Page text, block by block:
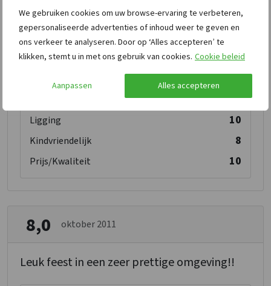
We gebruiken cookies om uw browse-ervaring te verbeteren,
gepersonaliseerde advertenties of inhoud weer te geven en
ons verkeer te analyseren. Door op ‘Alles accepteren’ te
klikken, stemt u in met ons gebruik van cookies. Cookie beleid
Aanpassen Alles accepteren
Ontvangst
Schoonmaak 8
Personeel/Beheer
8
Ligging 10
Kindvriendelijk 8
Prijs/Kwaliteit 10
8,0 oktober 2011
Leuk feest in een zeer prettige omgeving!!